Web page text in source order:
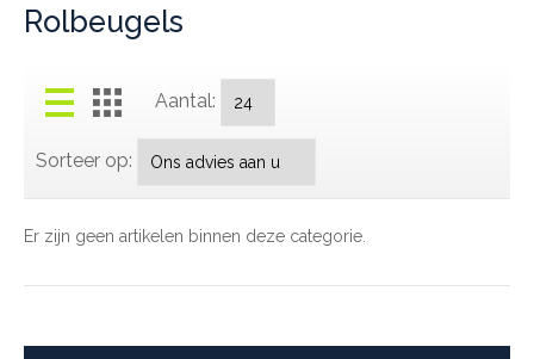
Rolbeugels
Aantal:
Sorteer op:
Er zijn geen artikelen binnen deze categorie.